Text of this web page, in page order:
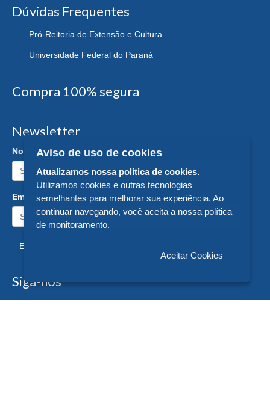
Dúvidas Frequentes
Pró-Reitoria de Extensão e Cultura
Universidade Federal do Paraná
Compra 100% segura
Newsletter
Nome:
Email:
Enviar
Siga-nos
Aviso de uso de cookies
Atualizamos nossa política de cookies.
Utilizamos cookies e outras tecnologias
semelhantes para melhorar sua experiência. Ao
continuar navegando, você aceita a nossa política
de monitoramento.
Aceitar Cookies